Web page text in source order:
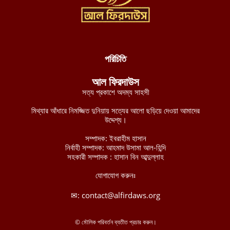
নব্য চাঁদাবাজদের হাতে জিম্মি রাজধানীবাসী, ৩৫ স্পটে পুলিশ সদস্যরাই করছে
বুরকিনান জান্তা বাহিনীর ১২টি সামরিক অবস্থানের নিয়ন্ত্রণ নিয়েছে
মালিতে জান্তা ও রুশ বাহিনীর ৫টি কনভয়ে প্রতিরোধ বাহিনী জেএনআইএম-
ইমারাতে ইসলামিয়া আফগানিস্তানের উত্তরাঞ্চলের পাঁচ প্রদেশের ৩৫০ পুলিশ
পরিচিতি
আল ফিরদাউস
সত্য প্রকাশে অদম্য সাহসী
মিথ্যার আঁধারে নিমজ্জিত দুনিয়ায় সত্যের আলো ছড়িয়ে দেওয়া আমাদের
উদ্দেশ্য।
সম্পাদক: ইবরাহীম হাসান
নির্বাহী সম্পাদক: আহমাদ উসামা আল-হিন্দি
সহকারী সম্পাদক : হাসান বিন আব্দুল্লাহ
যোগাযোগ করুনঃ
✉: contact@alfirdaws.org
© মৌলিক পরিবর্তন ব্যতীত প্রচার করুন।